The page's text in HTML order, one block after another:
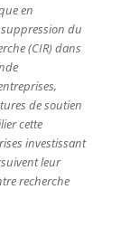
en
suppression du
(CIR) dans
de soutien
cette
investissant
leur
recherche